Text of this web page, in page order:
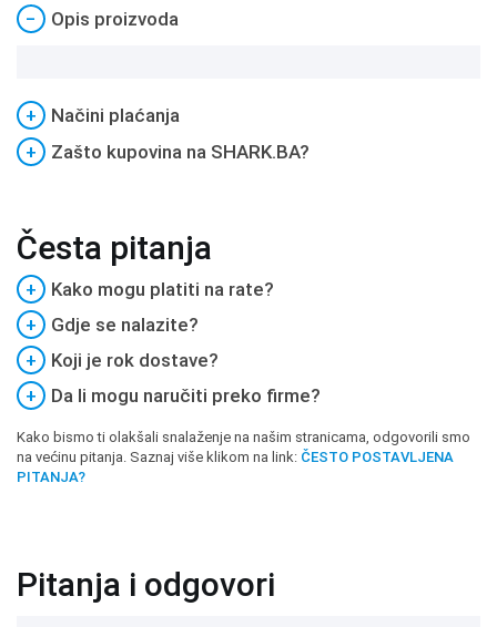
− Opis proizvoda
+
Načini plaćanja
+
Zašto kupovina na SHARK.BA?
Česta pitanja
+
Kako mogu platiti na rate?
+
Gdje se nalazite?
+
Koji je rok dostave?
+
Da li mogu naručiti preko firme?
Kako bismo ti olakšali snalaženje na našim stranicama, odgovorili smo
na većinu pitanja. Saznaj više klikom na link: ČESTO POSTAVLJENA
PITANJA?
Pitanja i odgovori